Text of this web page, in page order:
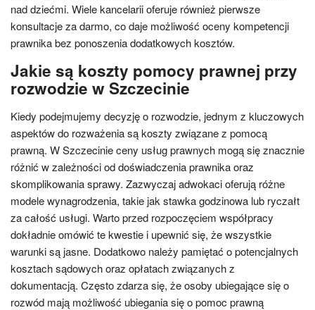
nad dziećmi. Wiele kancelarii oferuje również pierwsze
konsultacje za darmo, co daje możliwość oceny kompetencji
prawnika bez ponoszenia dodatkowych kosztów.
Jakie są koszty pomocy prawnej przy
rozwodzie w Szczecinie
Kiedy podejmujemy decyzję o rozwodzie, jednym z kluczowych
aspektów do rozważenia są koszty związane z pomocą
prawną. W Szczecinie ceny usług prawnych mogą się znacznie
różnić w zależności od doświadczenia prawnika oraz
skomplikowania sprawy. Zazwyczaj adwokaci oferują różne
modele wynagrodzenia, takie jak stawka godzinowa lub ryczałt
za całość usługi. Warto przed rozpoczęciem współpracy
dokładnie omówić te kwestie i upewnić się, że wszystkie
warunki są jasne. Dodatkowo należy pamiętać o potencjalnych
kosztach sądowych oraz opłatach związanych z
dokumentacją. Często zdarza się, że osoby ubiegające się o
rozwód mają możliwość ubiegania się o pomoc prawną